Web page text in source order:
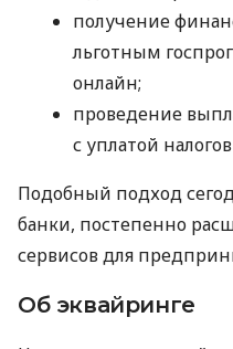
получение
льготным
онлайн;
проведение
с уплатой
Подобный подход
банки, постепенно
сервисов для
Об эквайринге